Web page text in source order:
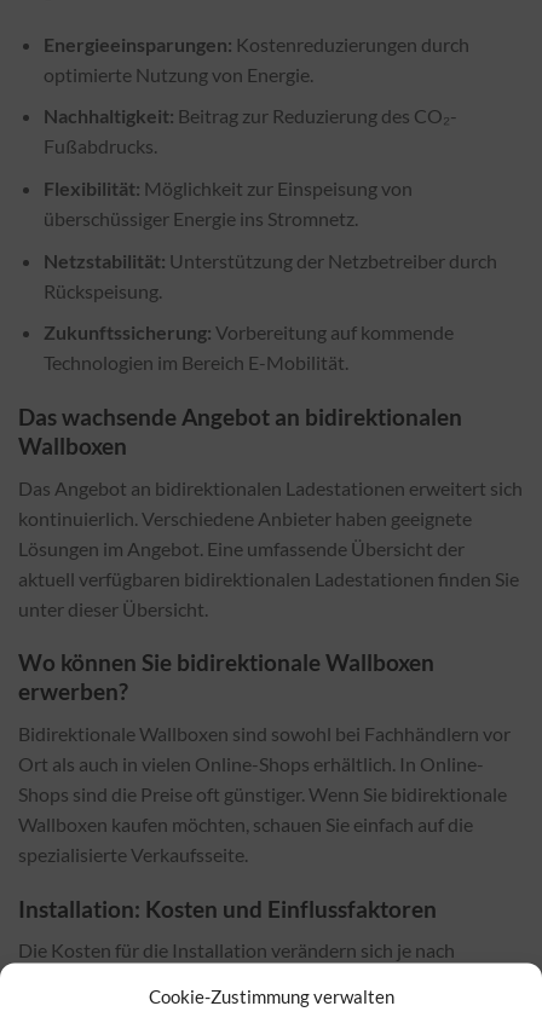
Cookie-Zustimmung verwalten
Energieeinsparungen: Kostenreduzierungen durch
optimierte Nutzung von Energie.
Nachhaltigkeit: Beitrag zur Reduzierung des CO₂-
Fußabdrucks.
Flexibilität: Möglichkeit zur Einspeisung von
überschüssiger Energie ins Stromnetz.
Netzstabilität: Unterstützung der Netzbetreiber durch
Rückspeisung.
Zukunftssicherung: Vorbereitung auf kommende
Technologien im Bereich E-Mobilität.
Das wachsende Angebot an bidirektionalen
Wallboxen
Das Angebot an bidirektionalen Ladestationen erweitert sich
kontinuierlich. Verschiedene Anbieter haben geeignete
Lösungen im Angebot. Eine umfassende Übersicht der
aktuell verfügbaren bidirektionalen Ladestationen finden Sie
unter dieser Übersicht.
Wo können Sie bidirektionale Wallboxen
erwerben?
Bidirektionale Wallboxen sind sowohl bei Fachhändlern vor
Ort als auch in vielen Online-Shops erhältlich. In Online-
Shops sind die Preise oft günstiger. Wenn Sie bidirektionale
Wallboxen kaufen möchten, schauen Sie einfach auf die
spezialisierte Verkaufsseite.
Installation: Kosten und Einflussfaktoren
Die Kosten für die Installation verändern sich je nach
Gegebenheiten. Faktoren wie Verkabelung,